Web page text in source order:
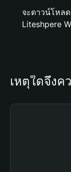
จะดาวน์โหล
Liteshpere
เหตุใดจึงค